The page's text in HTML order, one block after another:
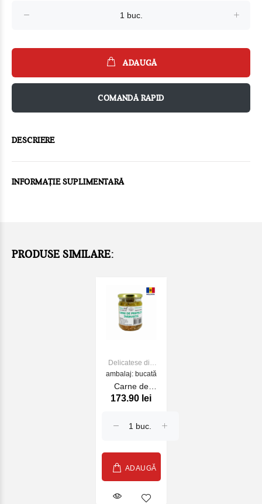
ADAUGĂ
COMANDĂ RAPID
DESCRIERE
INFORMAȚIE SUPLIMENTARĂ
PRODUSE SIMILARE:
Delicatese din
carne
ambalaj: bucată
Carne de
prepelita
gr
173.90 lei
ADAUGĂ